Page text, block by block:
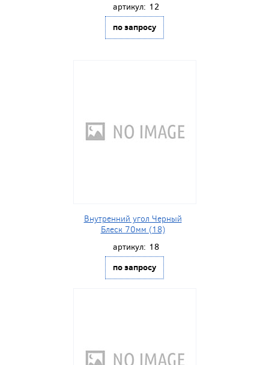
артикул: 12
по запросу
Внутренний угол Черный
Блеск 70мм (18)
артикул: 18
по запросу